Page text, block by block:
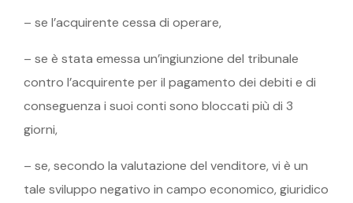
– se l’acquirente cessa di operare,
– se è stata emessa un’ingiunzione del tribunale
contro l’acquirente per il pagamento dei debiti e di
conseguenza i suoi conti sono bloccati più di 3
giorni,
– se, secondo la valutazione del venditore, vi è un
tale sviluppo negativo in campo economico, giuridico